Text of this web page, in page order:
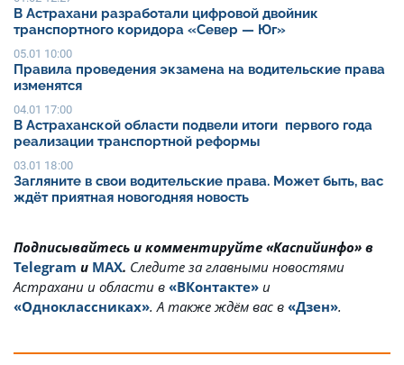
В Астрахани разработали цифровой двойник
транспортного коридора «Север — Юг»
05.01 10:00
Правила проведения экзамена на водительские права
изменятся
04.01 17:00
В Астраханской области подвели итоги первого года
реализации транспортной реформы
03.01 18:00
Загляните в свои водительские права. Может быть, вас
ждёт приятная новогодняя новость
Подписывайтесь и комментируйте «Каспийинфо» в
Telegram и MAX. Cледите за главными новостями
Астрахани и области в «ВКонтакте» и
«Одноклассниках». А также ждём вас в «Дзен».